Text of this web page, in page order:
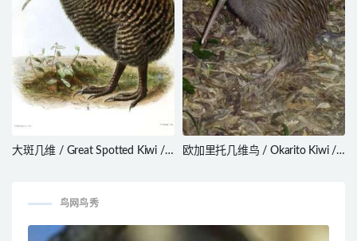
大斑几维 / Great Spotted Kiwi /
欧加里托几维鸟 / Okarito Kiwi /
鸟网鸟秀